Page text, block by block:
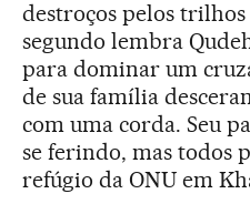
destroços pelos trilhos
segundo lembra
para dominar um
de sua família
com uma corda. Seu
se ferindo, mas todos
refúgio da ONU em